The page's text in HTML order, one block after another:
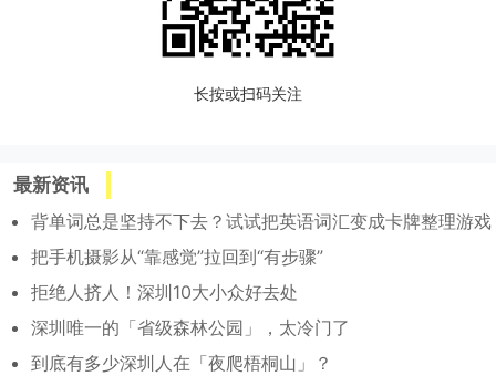
长按或扫码关注
最新资讯
背单词总是坚持不下去？试试把英语词汇变成卡牌整理游戏
把手机摄影从“靠感觉”拉回到“有步骤”
拒绝人挤人！深圳10大小众好去处
深圳唯一的「省级森林公园」，太冷门了
到底有多少深圳人在「夜爬梧桐山」？